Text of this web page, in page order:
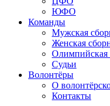
ЮФО
Команды
Мужская
Женская
Олимпийская
Судьи
Волонтёры
О
Контакты